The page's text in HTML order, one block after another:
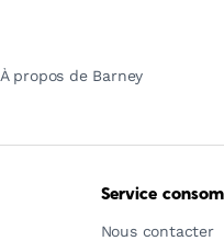
À propos de Barney
Service
Nous contacter